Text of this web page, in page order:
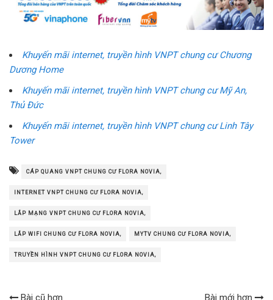
Khuyến mãi internet, truyền hình VNPT chung cư Chương
Dương Home
Khuyến mãi internet, truyền hình VNPT chung cư Mỹ An,
Thủ Đức
Khuyến mãi internet, truyền hình VNPT chung cư Linh Tây
Tower
CÁP QUANG VNPT CHUNG CƯ FLORA NOVIA,
INTERNET VNPT CHUNG CƯ FLORA NOVIA,
LẮP MẠNG VNPT CHUNG CƯ FLORA NOVIA,
LẮP WIFI CHUNG CƯ FLORA NOVIA, MYTV CHUNG CƯ FLORA NOVIA,
TRUYỀN HÌNH VNPT CHUNG CƯ FLORA NOVIA,
Bài cũ hơn Bài mới hơn